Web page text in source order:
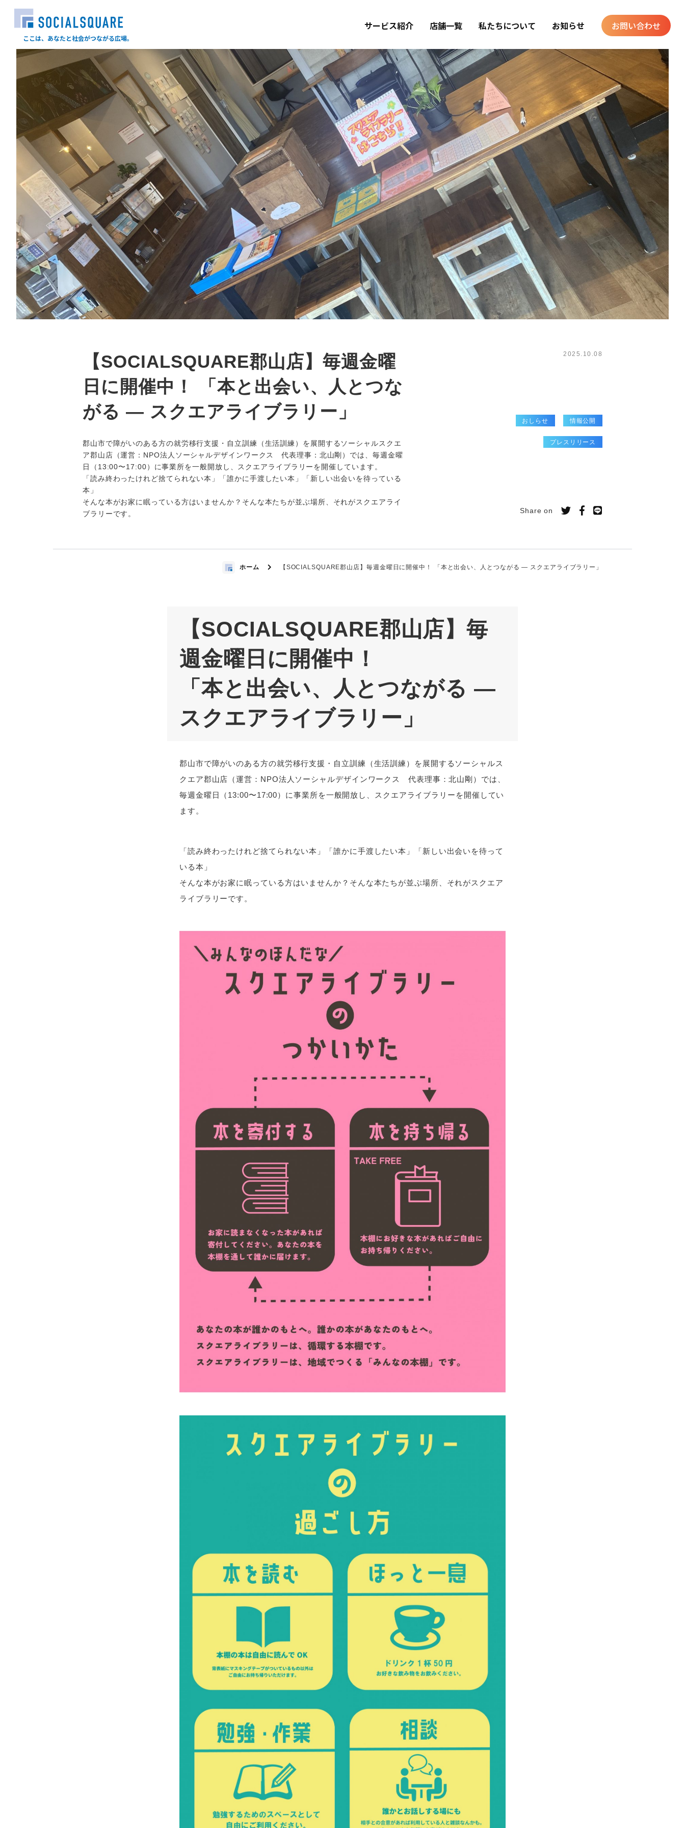
ここは、あなたと社会がつながる広場。
サービス紹介 店舗一覧 私たちについて お知らせ お問い合わせ
【SOCIALSQUARE郡山店】毎週金曜
日に開催中！ 「本と出会い、人とつな
がる ― スクエアライブラリー」
郡山市で障がいのある方の就労移行支援・自立訓練（生活訓練）を展開するソーシャルスクエ
ア郡山店（運営：NPO法人ソーシャルデザインワークス 代表理事：北山剛）では、毎週金曜
日（13:00〜17:00）に事業所を一般開放し、スクエアライブラリーを開催しています。
「読み終わったけれど捨てられない本」「誰かに手渡したい本」「新しい出会いを待っている
本」
そんな本がお家に眠っている方はいませんか？そんな本たちが並ぶ場所、それがスクエアライ
ブラリーです。
2025.10.08
おしらせ 情報公開
プレスリリース
Share on
ホーム 【SOCIALSQUARE郡山店】毎週金曜日に開催中！ 「本と出会い、人とつながる ― スクエアライブラリー」
【SOCIALSQUARE郡山店】毎
週金曜日に開催中！
「本と出会い、人とつながる ―
スクエアライブラリー」
郡山市で障がいのある方の就労移行支援・自立訓練（生活訓練）を展開するソーシャルス
クエア郡山店（運営：NPO法人ソーシャルデザインワークス 代表理事：北山剛）では、
毎週金曜日（13:00〜17:00）に事業所を一般開放し、スクエアライブラリーを開催してい
ます。
「読み終わったけれど捨てられない本」「誰かに手渡したい本」「新しい出会いを待って
いる本」
そんな本がお家に眠っている方はいませんか？そんな本たちが並ぶ場所、それがスクエア
ライブラリーです。